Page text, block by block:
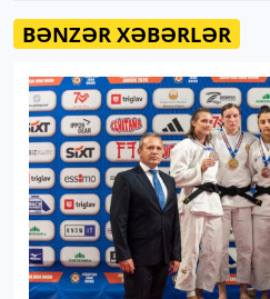
BƏNZƏR XƏBƏRLƏR